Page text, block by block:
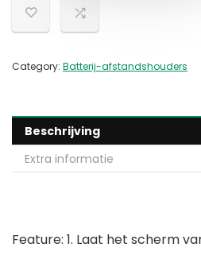
Category: Batterij-afstandshouders
Beschrijving
Extra informatie
Feature: 1. Laat het scherm